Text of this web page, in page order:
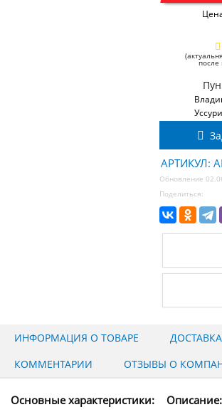
после
АРТИКУЛ:
Обновление
Поделиться:
ИНФОРМАЦИЯ О ТОВАРЕ ДОСТАВКА
КОММЕНТАРИИ
ОТЗЫВЫ О
Основные характеристики: Описание: